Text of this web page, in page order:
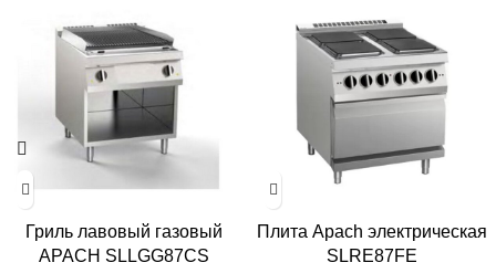
Гриль лавовый газовый
APACH SLLGG87CS
Плита Apach электрическая
SLRE87FE